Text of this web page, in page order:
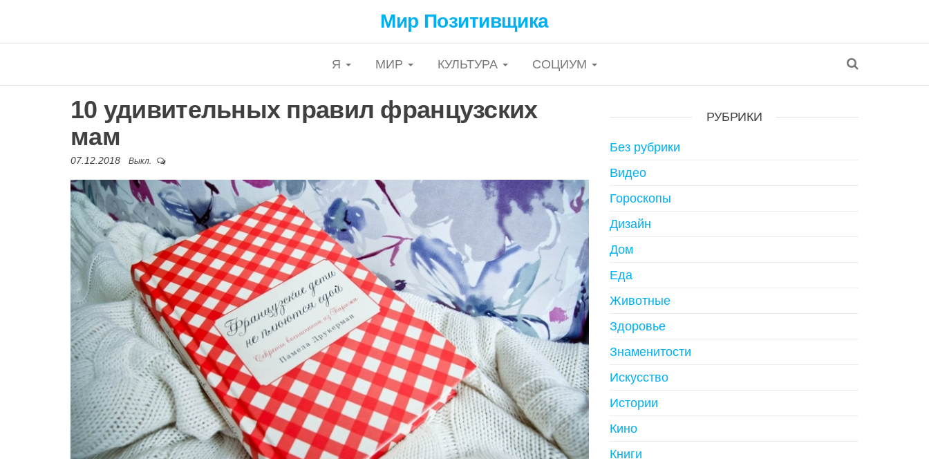
Мир Позитивщика
Я МИР КУЛЬТУРА СОЦИУМ
10 удивительных правил французских
мам
07.12.2018 Выкл.
РУБРИКИ
Без рубрики
Видео
Гороскопы
Дизайн
Дом
Еда
Животные
Здоровье
Знаменитости
Искусство
Истории
Кино
Книги